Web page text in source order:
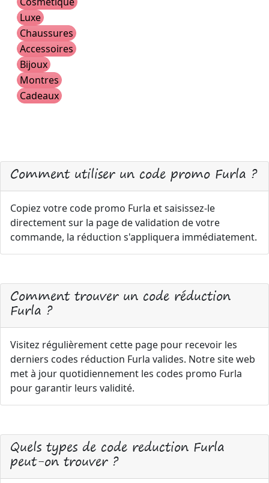
Luxe
Chaussures
Accessoires
Bijoux
Montres
Cadeaux
Comment utiliser un code promo Furla ?
Copiez votre code promo Furla et saisissez-le
directement sur la page de validation de votre
commande, la réduction s'appliquera immédiatement.
Comment trouver un code réduction
Furla ?
Visitez régulièrement cette page pour recevoir les
derniers codes réduction Furla valides. Notre site web
met à jour quotidiennement les codes promo Furla
pour garantir leurs validité.
Quels types de code reduction Furla
peut-on trouver ?